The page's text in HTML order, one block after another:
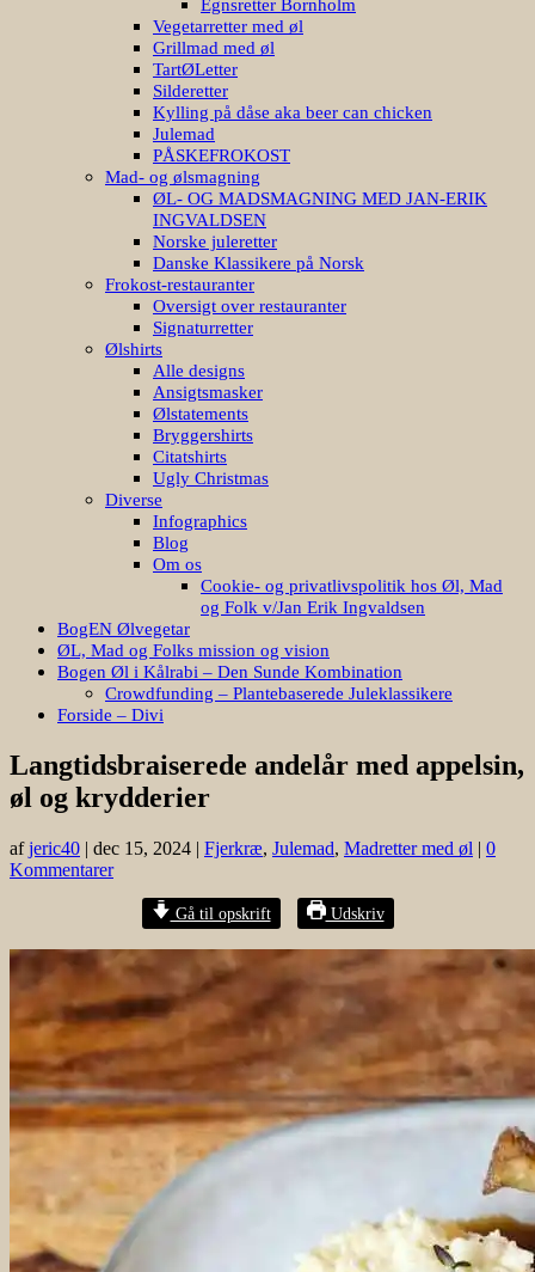
Egnsretter Bornholm
Vegetarretter med øl
Grillmad med øl
TartØLetter
Silderetter
Kylling på dåse aka beer can chicken
Julemad
PÅSKEFROKOST
Mad- og ølsmagning
ØL- OG MADSMAGNING MED JAN-ERIK
INGVALDSEN
Norske juleretter
Danske Klassikere på Norsk
Frokost-restauranter
Oversigt over restauranter
Signaturretter
Ølshirts
Alle designs
Ansigtsmasker
Ølstatements
Bryggershirts
Citatshirts
Ugly Christmas
Diverse
Infographics
Blog
Om os
Cookie- og privatlivspolitik hos Øl, Mad
og Folk v/Jan Erik Ingvaldsen
BogEN Ølvegetar
ØL, Mad og Folks mission og vision
Bogen Øl i Kålrabi – Den Sunde Kombination
Crowdfunding – Plantebaserede Juleklassikere
Forside – Divi
Langtidsbraiserede andelår med appelsin,
øl og krydderier
afjeric40 | dec 15, 2024 | Fjerkræ, Julemad, Madretter med øl | 0
Kommentarer
Gå til opskrift Udskriv